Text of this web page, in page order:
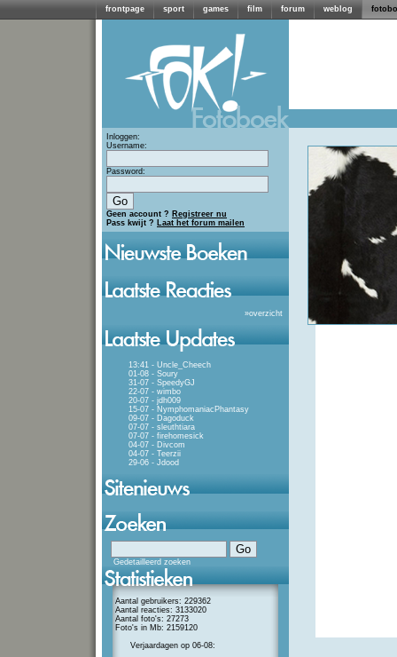
frontpage sport games film forum weblog
Inloggen:
Username:
Password:
Geen account ? Registreer nu
Pass kwijt ? Laat het forum mailen
»overzicht
13:41 - Uncle_Cheech
01-08 - Soury
31-07 - SpeedyGJ
22-07 - wimbo
20-07 - jdh009
15-07 - NymphomaniacPhantasy
09-07 - Dagoduck
07-07 - sleuthtiara
07-07 - firehomesick
04-07 - Divcom
04-07 - Teerzii
29-06 - Jdood
Gedetailleerd zoeken
Aantal gebruikers: 229362
Aantal reacties: 3133020
Aantal foto's: 27273
Foto's in Mb: 2159120
Verjaardagen op 06-08: